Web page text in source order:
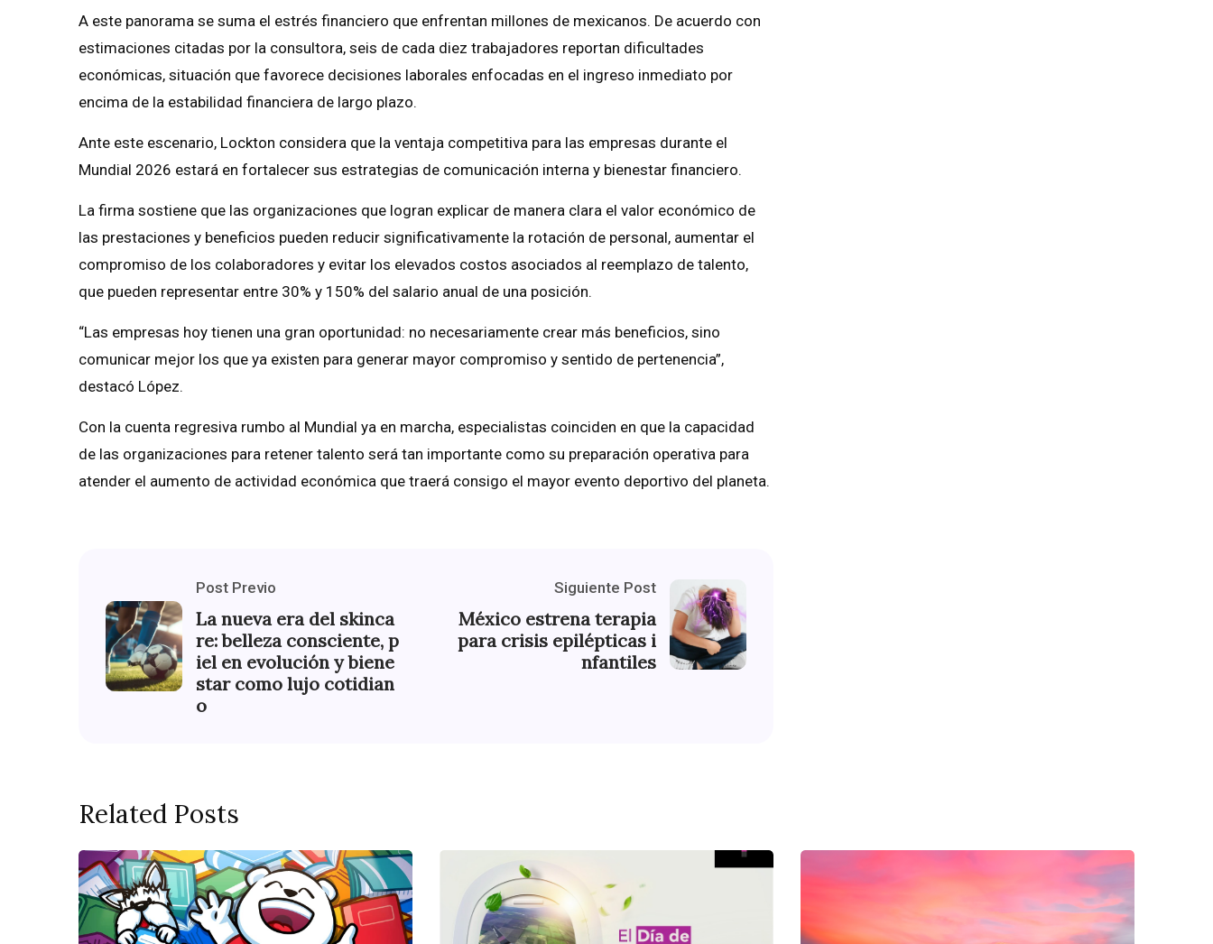
A este panorama se suma el estrés financiero que enfrentan millones de mexicanos. De acuerdo con
estimaciones citadas por la consultora, seis de cada diez trabajadores reportan dificultades
económicas, situación que favorece decisiones laborales enfocadas en el ingreso inmediato por
encima de la estabilidad financiera de largo plazo.
Ante este escenario, Lockton considera que la ventaja competitiva para las empresas durante el
Mundial 2026 estará en fortalecer sus estrategias de comunicación interna y bienestar financiero.
La firma sostiene que las organizaciones que logran explicar de manera clara el valor económico de
las prestaciones y beneficios pueden reducir significativamente la rotación de personal, aumentar el
compromiso de los colaboradores y evitar los elevados costos asociados al reemplazo de talento,
que pueden representar entre 30% y 150% del salario anual de una posición.
“Las empresas hoy tienen una gran oportunidad: no necesariamente crear más beneficios, sino
comunicar mejor los que ya existen para generar mayor compromiso y sentido de pertenencia”,
destacó López.
Con la cuenta regresiva rumbo al Mundial ya en marcha, especialistas coinciden en que la capacidad
de las organizaciones para retener talento será tan importante como su preparación operativa para
atender el aumento de actividad económica que traerá consigo el mayor evento deportivo del planeta.
Post Previo
La nueva era del skinca
re: belleza consciente, p
iel en evolución y biene
star como lujo cotidian
o
Siguiente Post
México estrena terapia
para crisis epilépticas i
nfantiles
Related Posts